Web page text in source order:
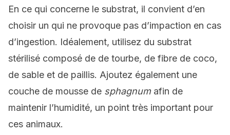
En ce qui concerne le substrat, il convient d’en
choisir un qui ne provoque pas d’impaction en cas
d’ingestion. Idéalement, utilisez du substrat
stérilisé composé de de tourbe, de fibre de coco,
de sable et de paillis. Ajoutez également une
couche de mousse de sphagnumafin de
maintenir l’humidité, un point très important pour
ces animaux.